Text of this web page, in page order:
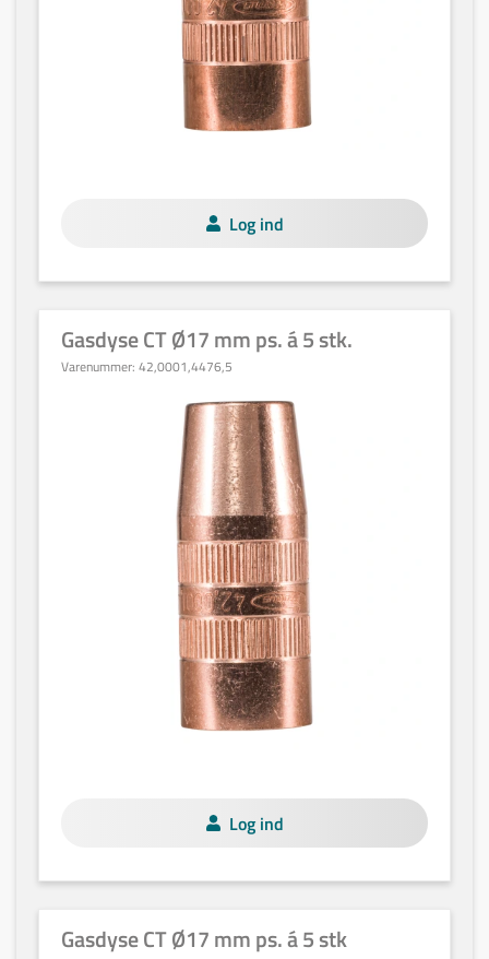
Log ind
Gasdyse CT Ø17 mm ps. á 5 stk.
Varenummer: 42,0001,4476,5
Log ind
Gasdyse CT Ø17 mm ps. á 5 stk